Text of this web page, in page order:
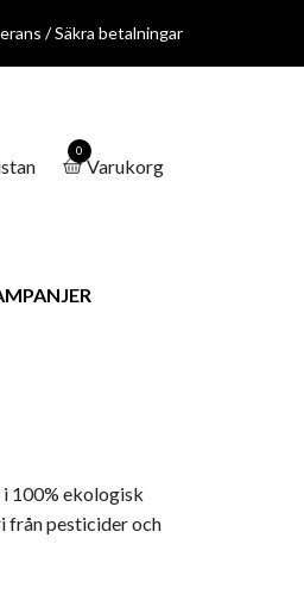
/ Säkra betalningar
0
Varukorg
100% ekologisk
från pesticider och